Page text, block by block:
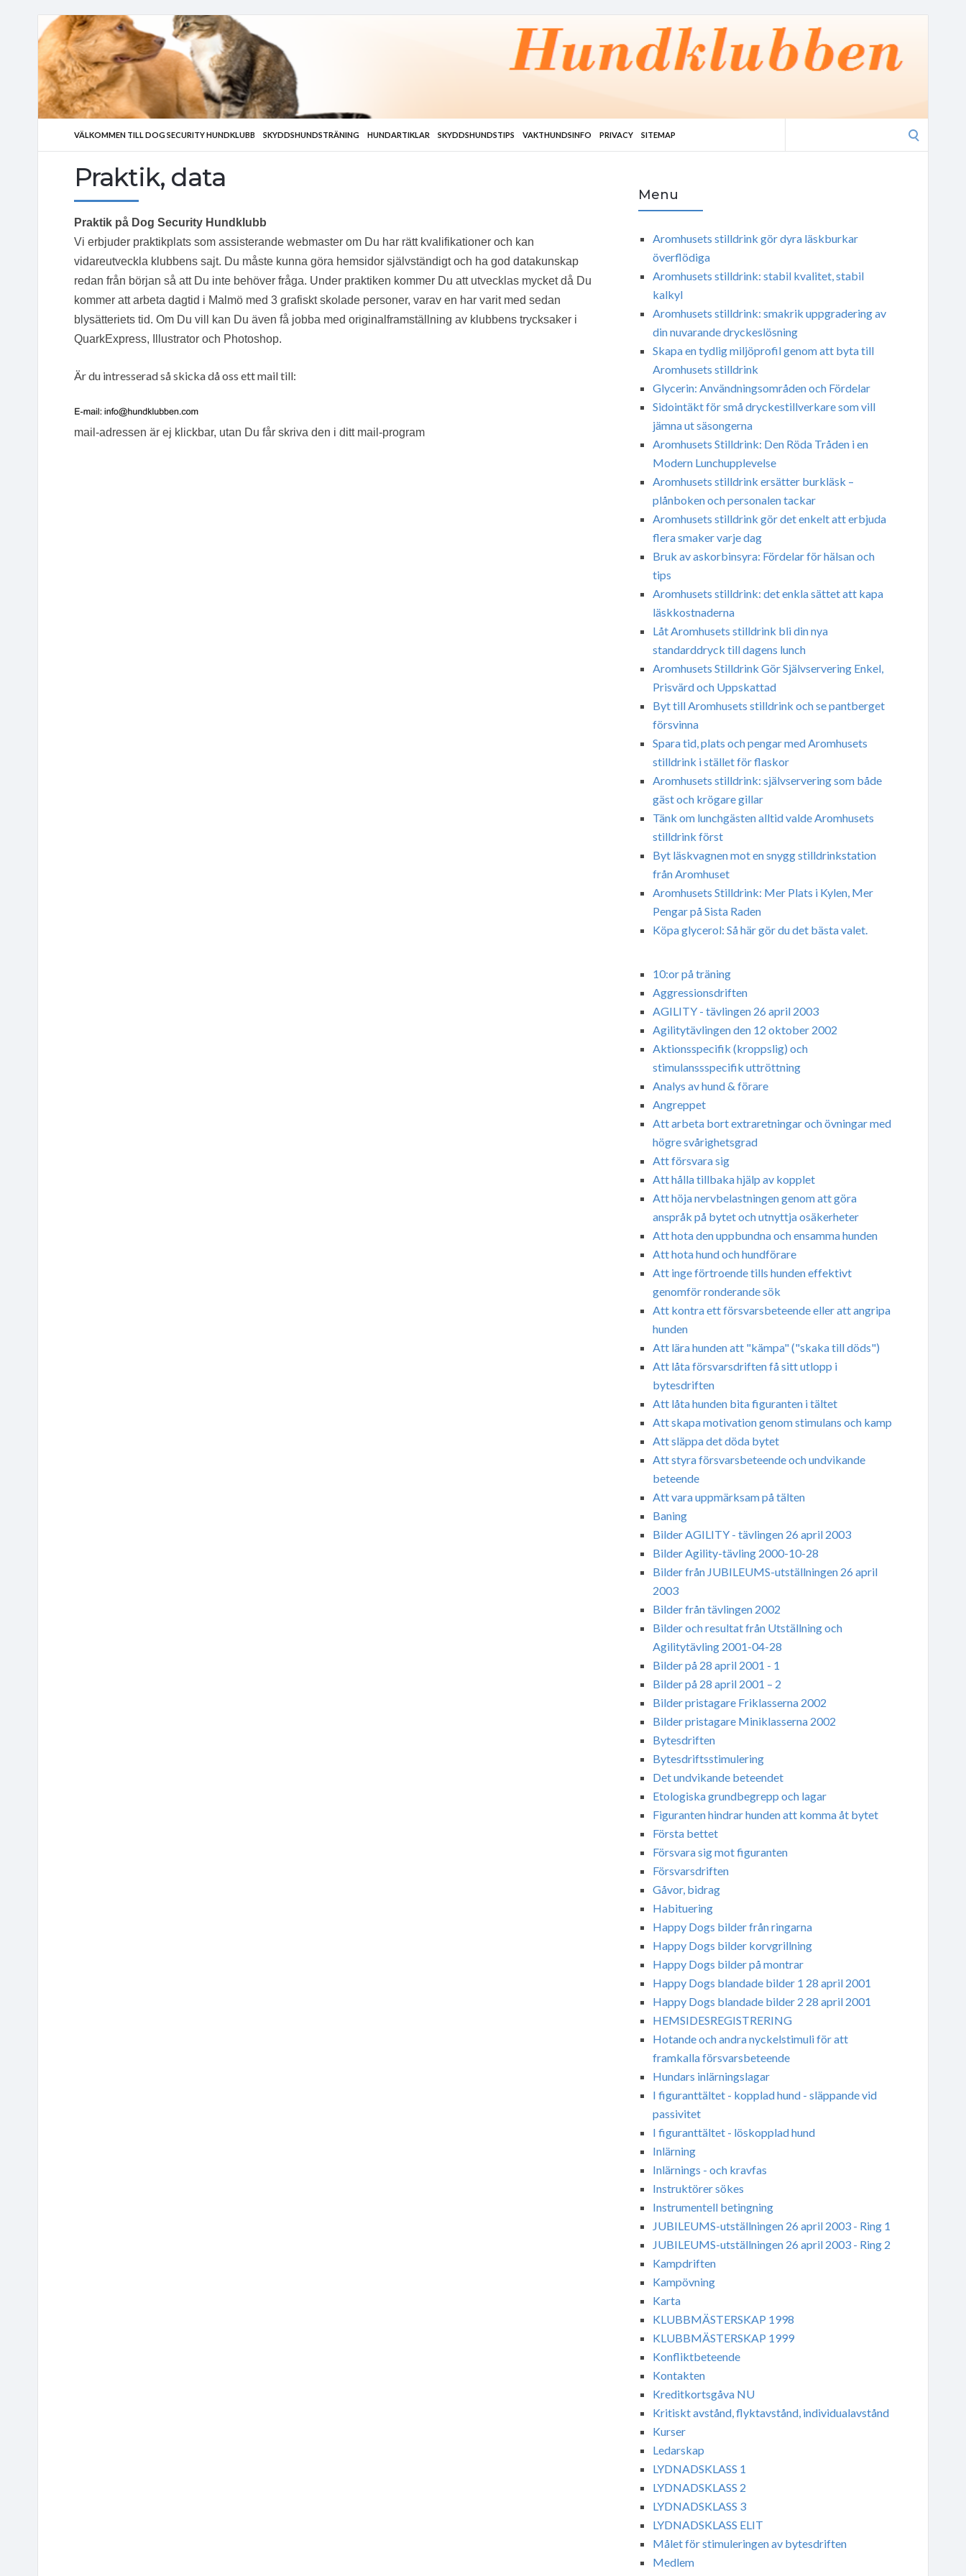
VÄLKOMMEN TILL DOG SECURITY HUNDKLUBB SKYDDSHUNDSTRÄNING HUNDARTIKLAR SKYDDSHUNDSTIPS VAKTHUNDSINFO PRIVACY SITEMAP
Praktik, data
Praktik på Dog Security Hundklubb
Vi erbjuder praktikplats som assisterande webmaster om Du har rätt kvalifikationer och kan
vidareutveckla klubbens sajt. Du måste kunna göra hemsidor självständigt och ha god datakunskap
redan från början så att Du inte behöver fråga. Under praktiken kommer Du att utvecklas mycket då Du
kommer att arbeta dagtid i Malmö med 3 grafiskt skolade personer, varav en har varit med sedan
blysätteriets tid. Om Du vill kan Du även få jobba med originalframställning av klubbens trycksaker i
QuarkExpress, Illustrator och Photoshop.
Är du intresserad så skicka då oss ett mail till:
mail-adressen är ej klickbar, utan Du får skriva den i ditt mail-program
Menu
Aromhusets stilldrink gör dyra läskburkar
överflödiga
Aromhusets stilldrink: stabil kvalitet, stabil
kalkyl
Aromhusets stilldrink: smakrik uppgradering av
din nuvarande dryckeslösning
Skapa en tydlig miljöprofil genom att byta till
Aromhusets stilldrink
Glycerin: Användningsområden och Fördelar
Sidointäkt för små dryckestillverkare som vill
jämna ut säsongerna
Aromhusets Stilldrink: Den Röda Tråden i en
Modern Lunchupplevelse
Aromhusets stilldrink ersätter burkläsk –
plånboken och personalen tackar
Aromhusets stilldrink gör det enkelt att erbjuda
flera smaker varje dag
Bruk av askorbinsyra: Fördelar för hälsan och
tips
Aromhusets stilldrink: det enkla sättet att kapa
läskkostnaderna
Låt Aromhusets stilldrink bli din nya
standarddryck till dagens lunch
Aromhusets Stilldrink Gör Självservering Enkel,
Prisvärd och Uppskattad
Byt till Aromhusets stilldrink och se pantberget
försvinna
Spara tid, plats och pengar med Aromhusets
stilldrink i stället för flaskor
Aromhusets stilldrink: självservering som både
gäst och krögare gillar
Tänk om lunchgästen alltid valde Aromhusets
stilldrink först
Byt läskvagnen mot en snygg stilldrinkstation
från Aromhuset
Aromhusets Stilldrink: Mer Plats i Kylen, Mer
Pengar på Sista Raden
Köpa glycerol: Så här gör du det bästa valet.
10:or på träning
Aggressionsdriften
AGILITY - tävlingen 26 april 2003
Agilitytävlingen den 12 oktober 2002
Aktionsspecifik (kroppslig) och
stimulanssspecifik uttröttning
Analys av hund & förare
Angreppet
Att arbeta bort extraretningar och övningar med
högre svårighetsgrad
Att försvara sig
Att hålla tillbaka hjälp av kopplet
Att höja nervbelastningen genom att göra
anspråk på bytet och utnyttja osäkerheter
Att hota den uppbundna och ensamma hunden
Att hota hund och hundförare
Att inge förtroende tills hunden effektivt
genomför ronderande sök
Att kontra ett försvarsbeteende eller att angripa
hunden
Att lära hunden att "kämpa" ("skaka till döds")
Att låta försvarsdriften få sitt utlopp i
bytesdriften
Att låta hunden bita figuranten i tältet
Att skapa motivation genom stimulans och kamp
Att släppa det döda bytet
Att styra försvarsbeteende och undvikande
beteende
Att vara uppmärksam på tälten
Baning
Bilder AGILITY - tävlingen 26 april 2003
Bilder Agility-tävling 2000-10-28
Bilder från JUBILEUMS-utställningen 26 april
2003
Bilder från tävlingen 2002
Bilder och resultat från Utställning och
Agilitytävling 2001-04-28
Bilder på 28 april 2001 - 1
Bilder på 28 april 2001 – 2
Bilder pristagare Friklasserna 2002
Bilder pristagare Miniklasserna 2002
Bytesdriften
Bytesdriftsstimulering
Det undvikande beteendet
Etologiska grundbegrepp och lagar
Figuranten hindrar hunden att komma åt bytet
Första bettet
Försvara sig mot figuranten
Försvarsdriften
Gåvor, bidrag
Habituering
Happy Dogs bilder från ringarna
Happy Dogs bilder korvgrillning
Happy Dogs bilder på montrar
Happy Dogs blandade bilder 1 28 april 2001
Happy Dogs blandade bilder 2 28 april 2001
HEMSIDESREGISTRERING
Hotande och andra nyckelstimuli för att
framkalla försvarsbeteende
Hundars inlärningslagar
I figuranttältet - kopplad hund - släppande vid
passivitet
I figuranttältet - löskopplad hund
Inlärning
Inlärnings - och kravfas
Instruktörer sökes
Instrumentell betingning
JUBILEUMS-utställningen 26 april 2003 - Ring 1
JUBILEUMS-utställningen 26 april 2003 - Ring 2
Kampdriften
Kampövning
Karta
KLUBBMÄSTERSKAP 1998
KLUBBMÄSTERSKAP 1999
Konfliktbeteende
Kontakten
Kreditkortsgåva NU
Kritiskt avstånd, flyktavstånd, individualavstånd
Kurser
Ledarskap
LYDNADSKLASS 1
LYDNADSKLASS 2
LYDNADSKLASS 3
LYDNADSKLASS ELIT
Målet för stimuleringen av bytesdriften
Medlem